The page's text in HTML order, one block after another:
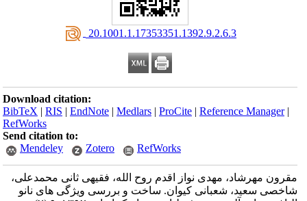
‎ 20.1001.1.17353351.1392.9.2.6.3
Download citation:
BibTeX |RIS |EndNote |Medlars |ProCite |Reference Manager
RefWorks
Send citation to:
Mendeley
Zotero RefWorks
مقرون مهرشاد، مهدی نواز اقدم روح الله، فقیهی ثانی محمدعلی،
شاخصی سعید، شعبانی کیوان. ساخت و بررسی ویژگی های نانو